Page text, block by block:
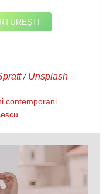
/Unsplash
contemporani